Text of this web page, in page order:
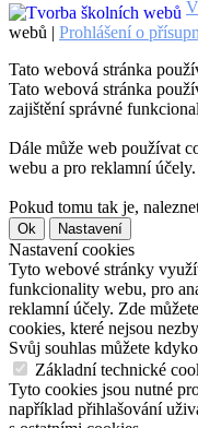
webů | Prohlášení o
Tato webová stránka
Tato webová stránka
zajištění správné
Dále může web používat
webu a pro reklamní účely.
Pokud tomu tak je,
Ok Nastavení
Nastavení cookies
Tyto webové stránky
funkcionality webu, pro
reklamní účely. Zde
cookies, které nejsou
Svůj souhlas můžete
Základní technické
Tyto cookies jsou nutné
například přihlašování